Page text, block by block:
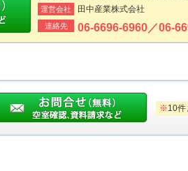
運営会社 田中産業株式会社
連絡先 06-6696-6960／06-
※10件